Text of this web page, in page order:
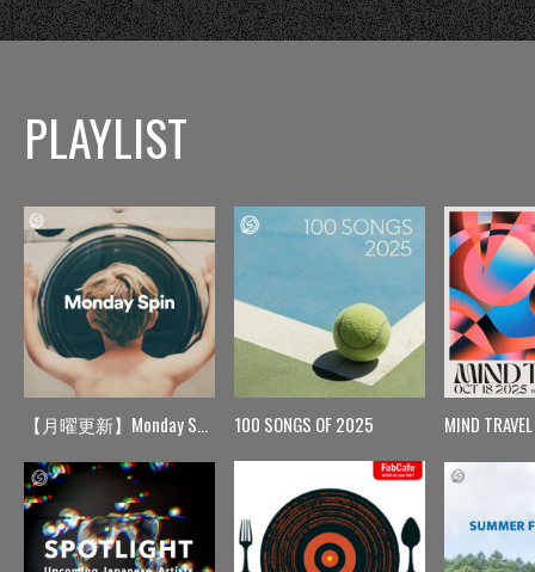
PLAYLIST
【月曜更新】Monday Spin 100 SONGS OF 2025 MIND TRAVEL